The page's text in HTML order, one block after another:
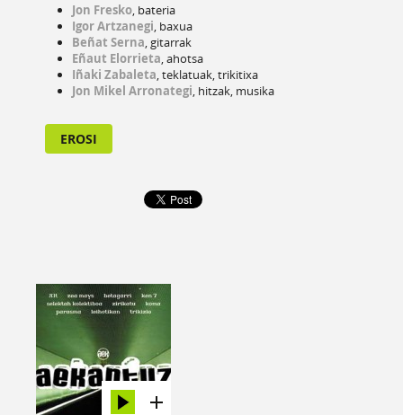
Jon Fresko, bateria
Igor Artzanegi, baxua
Beñat Serna, gitarrak
Eñaut Elorrieta, ahotsa
Iñaki Zabaleta, teklatuak, trikitixa
Jon Mikel Arronategi, hitzak, musika
EROSI